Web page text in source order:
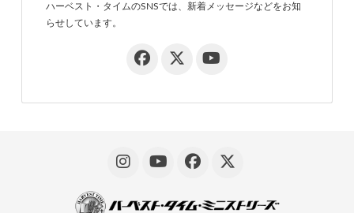
ハーベスト・タイムのSNSでは、新着メッセージなどをお知
らせしています。